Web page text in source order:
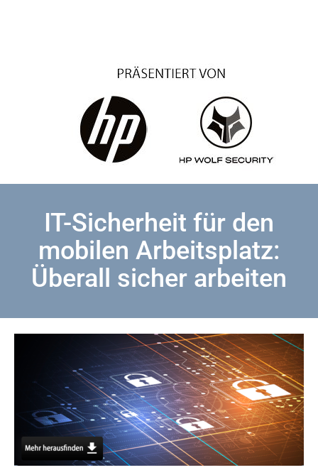
IT-Sicherheit für den
mobilen Arbeitsplatz:
Überall sicher arbeiten